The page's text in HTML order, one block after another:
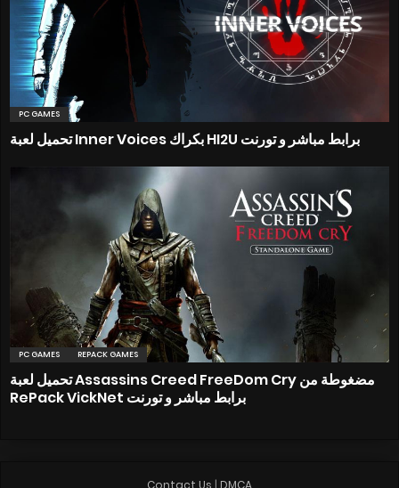
PC GAMES
تحميل لعبة Inner Voices بكراك HI2U برابط مباشر و تورنت
PC GAMES REPACK GAMES
تحميل لعبة Assassins Creed FreeDom Cry مضغوطة من
RePack VickNet برابط مباشر و تورنت